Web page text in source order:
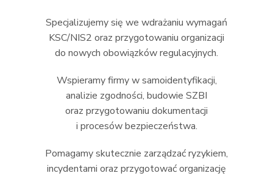
Specjalizujemy się we wdrażaniu wymagań
KSC/NIS2 oraz przygotowaniu organizacji
do nowych obowiązków regulacyjnych.
Wspieramy firmy w samoidentyfikacji,
analizie zgodności, budowie SZBI
oraz przygotowaniu dokumentacji
i procesów bezpieczeństwa.
Pomagamy skutecznie zarządzać ryzykiem,
incydentami oraz przygotować organizację